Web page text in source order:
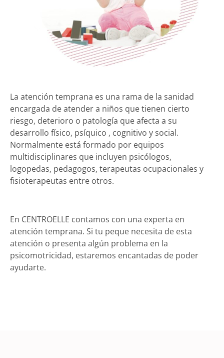
La atención temprana es una rama de la sanidad
encargada de atender a niños que tienen cierto
riesgo, deterioro o patología que afecta a su
desarrollo físico, psíquico , cognitivo y social.
Normalmente está formado por equipos
multidisciplinares que incluyen psicólogos,
logopedas, pedagogos, terapeutas ocupacionales y
fisioterapeutas entre otros.
En CENTROELLE contamos con una experta en
atención temprana. Si tu peque necesita de esta
atención o presenta algún problema en la
psicomotricidad, estaremos encantadas de poder
ayudarte.